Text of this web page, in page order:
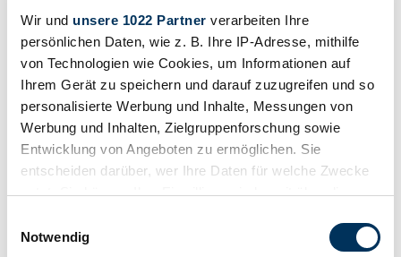
Wir und unsere 1022 Partner verarbeiten Ihre
persönlichen Daten, wie z. B. Ihre IP-Adresse, mithilfe
von Technologien wie Cookies, um Informationen auf
Ihrem Gerät zu speichern und darauf zuzugreifen und so
personalisierte Werbung und Inhalte, Messungen von
Werbung und Inhalten, Zielgruppenforschung sowie
Entwicklung von Angeboten zu ermöglichen. Sie
entscheiden darüber, wer Ihre Daten für welche Zwecke
nutzt. Sie können Ihre Einwilligung jederzeit über die
Trigger Symbol ändern oder widerrufen
Notwendig
1993 | Honda Legend
Honda Legend 3.2i V6 Automatic | 1993 | Route 66 Auctions - For
sale by auction. Estimate 5500 EUR
Preis auf Anfrage
vor 6 Monaten